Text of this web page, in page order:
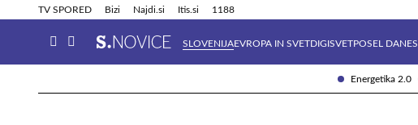
Energetika 2.0
TV SPORED Bizi Najdi.si Itis.si 1188
SLOVENIJAEVROPA IN SVETDIGISVETPOSEL DANES
Info in obvestila Tehnik